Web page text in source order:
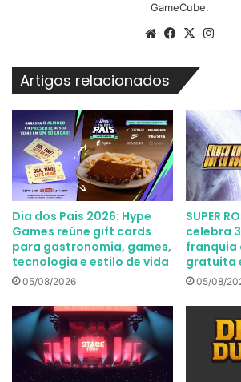
GameCube.
WebsiteFacebook
X
Artigos relacionados
Dia dos Pais 2026: Hype
Games reúne gift cards
para gastronomia, games,
tecnologia e estilo de vida
05/08/2026
SUPER
celebra
franquia
gratuita
05/08/